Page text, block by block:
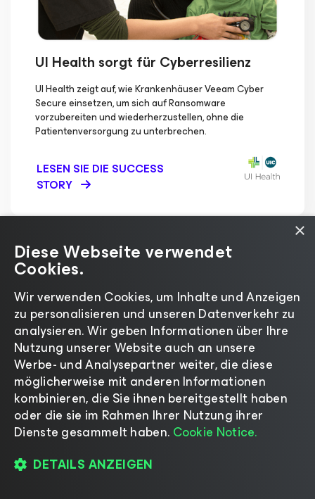
UI Health sorgt für Cyberresilienz
UI Health zeigt auf, wie Krankenhäuser Veeam Cyber
Secure einsetzen, um sich auf Ransomware
vorzubereiten und wiederherzustellen, ohne die
Patientenversorgung zu unterbrechen.
LESEN SIE DIE SUCCESS
STORY
Santa Clara stärkt das Vertrauen in
die sichere Wiederherstellung
Das Santa Clara County zeigt, wie die IT im öffentlichen
×
Diese Webseite verwendet
Cookies.
Wir verwenden Cookies, um Inhalte und Anzeigen
zu personalisieren und unseren Datenverkehr zu
analysieren. Wir geben Informationen über Ihre
Nutzung unserer Website auch an unsere
Werbe- und Analysepartner weiter, die diese
möglicherweise mit anderen Informationen
kombinieren, die Sie ihnen bereitgestellt haben
oder die sie im Rahmen Ihrer Nutzung ihrer
Dienste gesammelt haben. Cookie Notice.
DETAILS ANZEIGEN